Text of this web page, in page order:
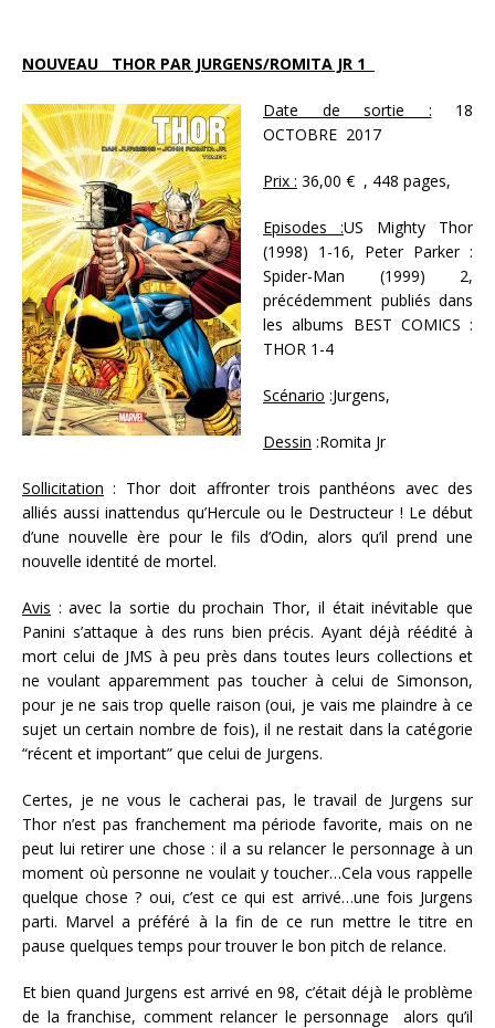
NOUVEAU THOR PAR JURGENS/ROMITA JR 1
Date de sortie : 18
OCTOBRE 2017
Prix : 36,00 € , 448 pages,
Episodes :US Mighty Thor
(1998) 1-16, Peter Parker :
Spider-Man (1999) 2,
précédemment publiés dans
les albums BEST COMICS :
THOR 1-4
Scénario :Jurgens,
Dessin :Romita Jr
Sollicitation : Thor doit affronter trois panthéons avec des
alliés aussi inattendus qu’Hercule ou le Destructeur ! Le début
d’une nouvelle ère pour le fils d’Odin, alors qu’il prend une
nouvelle identité de mortel.
Avis : avec la sortie du prochain Thor, il était inévitable que
Panini s’attaque à des runs bien précis. Ayant déjà réédité à
mort celui de JMS à peu près dans toutes leurs collections et
ne voulant apparemment pas toucher à celui de Simonson,
pour je ne sais trop quelle raison (oui, je vais me plaindre à ce
sujet un certain nombre de fois), il ne restait dans la catégorie
“récent et important” que celui de Jurgens.
Certes, je ne vous le cacherai pas, le travail de Jurgens sur
Thor n’est pas franchement ma période favorite, mais on ne
peut lui retirer une chose : il a su relancer le personnage à un
moment où personne ne voulait y toucher…Cela vous rappelle
quelque chose ? oui, c’est ce qui est arrivé…une fois Jurgens
parti. Marvel a préféré à la fin de ce run mettre le titre en
pause quelques temps pour trouver le bon pitch de relance.
Et bien quand Jurgens est arrivé en 98, c’était déjà le problème
de la franchise, comment relancer le personnage alors qu’il